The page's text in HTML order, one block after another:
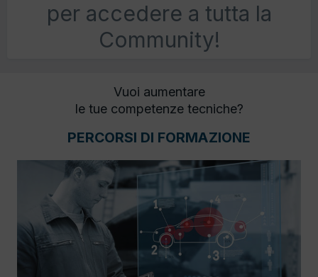
per accedere a tutta la
Community!
Vuoi aumentare
le tue competenze tecniche?
PERCORSI DI FORMAZIONE